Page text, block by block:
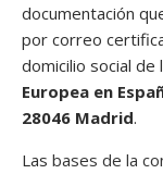
documentación
por correo
domicilio social de
Europea en
28046 Madrid.
Las bases de la